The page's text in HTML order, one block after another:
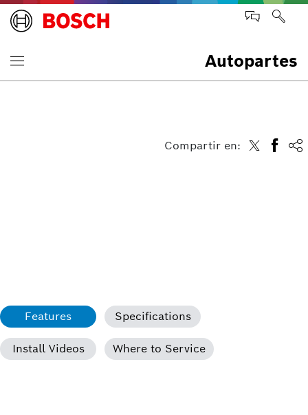
Autopartes
Compartir en:
Features Specifications
Install Videos Where to Service